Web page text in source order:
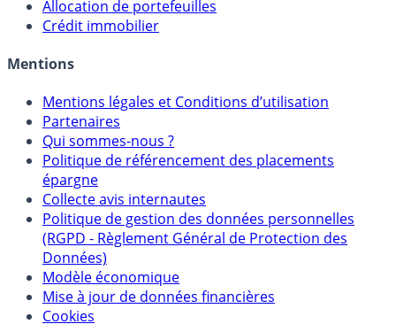
Sélecteur d'Unités de Compte
Crédit immobilier
Mentions
Mentions légales et Conditions d’utilisation
Partenaires
Qui sommes-nous ?
Politique de référencement des placements
épargne
Collecte avis internautes
Politique de gestion des données personnelles
(RGPD - Règlement Général de Protection des
Données)
Modèle économique